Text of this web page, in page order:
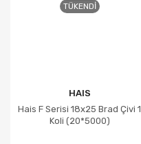
TÜKENDI
HAIS
Hais F Serisi 18x25 Brad Çivi 1
Koli (20*5000)